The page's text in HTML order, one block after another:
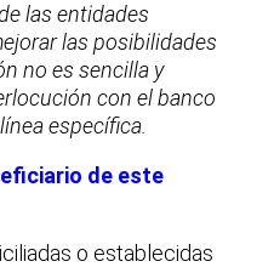
las entidades
las posibilidades
no es sencilla y
con el banco
específica.
de este
o establecidas